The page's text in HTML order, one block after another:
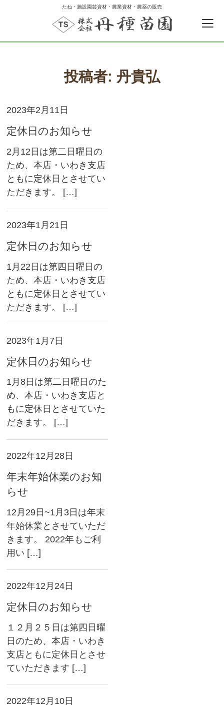
たね・施設園芸資材・農業資材・農薬の販売
ゲスト
投稿者: 丹貴弘
2023年2月11日
定休日のお知らせ
2月12日は第二日曜日の
ため、本店・いわき支店
ともに定休日とさせてい
ただきます。 […]
2023年1月21日
定休日のお知らせ
1月22日は第四日曜日の
ため、本店・いわき支店
ともに定休日とさせてい
ただきます。 […]
2023年1月7日
定休日のお知らせ
1月8日は第二日曜日のた
め、本店・いわき支店と
もに定休日とさせていた
だきます。 […]
2022年12月28日
年末年始休業のお知
らせ
12月29日~1月3日は年末
年始休業とさせていただ
きます。 2022年もご利
用い […]
2022年12月24日
定休日のお知らせ
１２月２５日は第四日曜
日のため、本店・いわき
支店ともに定休日とさせ
ていただきます […]
2022年12月10日